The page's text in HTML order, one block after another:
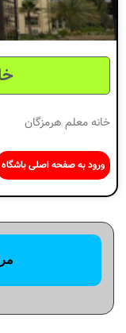
خانه معلم هرمزگان
ورود به صفحه اصلی باشگاه